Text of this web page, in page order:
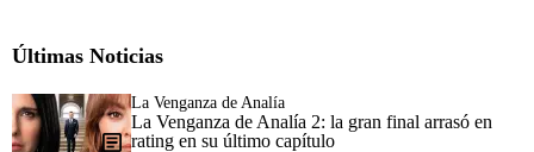
Últimas Noticias
La Venganza de Analía
La Venganza de Analía 2: la gran final arrasó en
rating en su último capítulo